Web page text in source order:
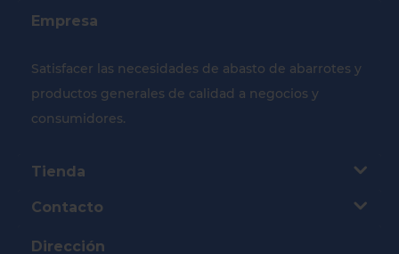
Empresa
Satisfacer las necesidades de abasto de abarrotes y
productos generales de calidad a negocios y
consumidores.
Tienda
Contacto
Dirección